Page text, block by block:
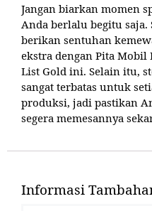
Jangan biarkan momen
Anda berlalu begitu saja.
berikan sentuhan
ekstra dengan Pita Mobil
List Gold ini. Selain itu,
sangat terbatas untuk
produksi, jadi pastikan
segera memesannya
Informasi